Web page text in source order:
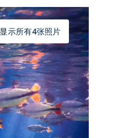
显示所有4张照片